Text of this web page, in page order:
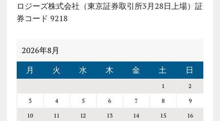
ロジーズ株式会社（東京証券取引所3月28日上場）証
券コード 9218
2026年8月
月
火 水 木 金 土 日
1
2
3
4 5 6 7 8
9
10
11 12 13 14 15
16